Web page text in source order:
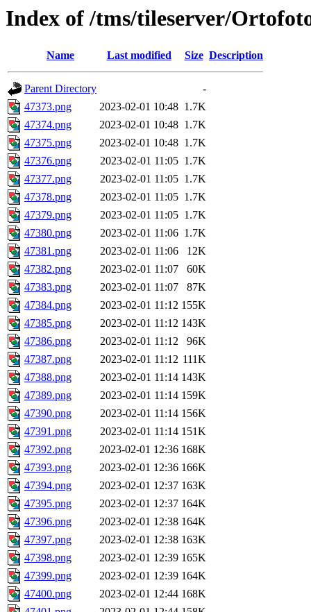
Index of /tms/tileserver/
Name Last modified Size Description
Parent Directory
-
47373.png
2023-02-01 10:48 1.7K
47374.png
2023-02-01 10:48 1.7K
47375.png
2023-02-01 10:48 1.7K
47376.png
2023-02-01 11:05 1.7K
47377.png
2023-02-01 11:05 1.7K
47378.png
2023-02-01 11:05 1.7K
47379.png
2023-02-01 11:05 1.7K
47380.png
2023-02-01 11:06 1.7K
47381.png
2023-02-01 11:06
12K
47382.png
2023-02-01 11:07
60K
47383.png
2023-02-01 11:07
87K
47384.png
2023-02-01 11:12 155K
47385.png
2023-02-01 11:12 143K
47386.png
2023-02-01 11:12
96K
47387.png
2023-02-01 11:12 111K
47388.png
2023-02-01 11:14 143K
47389.png
2023-02-01 11:14 159K
47390.png
2023-02-01 11:14 156K
47391.png
2023-02-01 11:14 151K
47392.png
2023-02-01 12:36 168K
47393.png
2023-02-01 12:36 166K
47394.png
2023-02-01 12:37 163K
47395.png
2023-02-01 12:37 164K
47396.png
2023-02-01 12:38 164K
47397.png
2023-02-01 12:38 163K
47398.png
2023-02-01 12:39 165K
47399.png
2023-02-01 12:39 164K
47400.png
2023-02-01 12:44 168K